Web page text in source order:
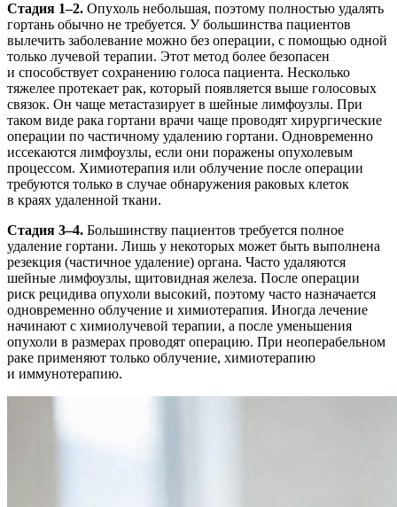
Стадия 1–2. Опухоль небольшая, поэтому полностью удалять
гортань обычно не требуется. У большинства пациентов
вылечить заболевание можно без операции, с помощью одной
только лучевой терапии. Этот метод более безопасен
и способствует сохранению голоса пациента. Несколько
тяжелее протекает рак, который появляется выше голосовых
связок. Он чаще метастазирует в шейные лимфоузлы. При
таком виде рака гортани врачи чаще проводят хирургические
операции по частичному удалению гортани. Одновременно
иссекаются лимфоузлы, если они поражены опухолевым
процессом. Химиотерапия или облучение после операции
требуются только в случае обнаружения раковых клеток
в краях удаленной ткани.
Стадия 3–4. Большинству пациентов требуется полное
удаление гортани. Лишь у некоторых может быть выполнена
резекция (частичное удаление) органа. Часто удаляются
шейные лимфоузлы, щитовидная железа. После операции
риск рецидива опухоли высокий, поэтому часто назначается
одновременно облучение и химиотерапия. Иногда лечение
начинают с химиолучевой терапии, а после уменьшения
опухоли в размерах проводят операцию. При неоперабельном
раке применяют только облучение, химиотерапию
и иммунотерапию.